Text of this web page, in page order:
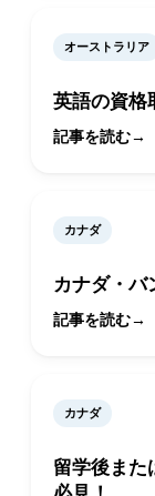
オーストラリア
英語の資格
記事を読む
カナダ
カナダ・バ
記事を読む
カナダ
留学後また